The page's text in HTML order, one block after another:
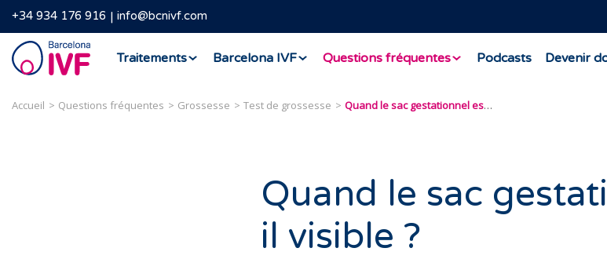
+34 934 176 916 info@bcnivf.com
Barcelona
IVF
Traitements Barcelona IVF Questions fréquentes Podcasts Devenir
Accueil Questions fréquentes Grossesse Test de grossesse Quand le sac gestationnel est-il visible ?
Quand le sac
il visible ?